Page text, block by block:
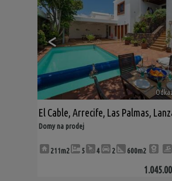
<
El Cable, Arrecife, Las Palmas,
Domy na prodej
211m2 5 4 2 600m2